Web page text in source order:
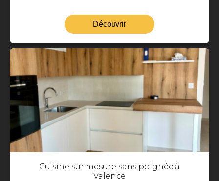
Découvrir
Cuisine sur mesure sans poignée à
Valence